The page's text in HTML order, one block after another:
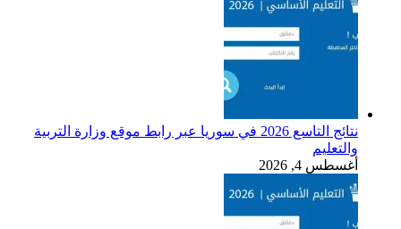
نتائج التاسع 2026 في سوريا عبر رابط موقع وزارة التربية
والتعليم
أغسطس 4, 2026